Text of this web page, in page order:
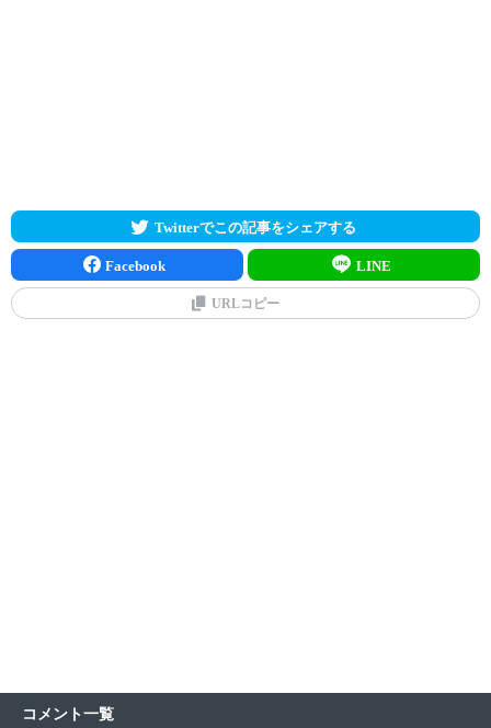
Twitterでこの記事をシェアする
Facebook LINE
URLコピー
コメント一覧